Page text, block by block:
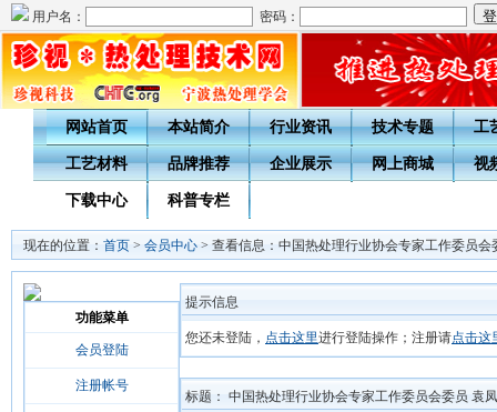
用户名： 密码：
网站首页 本站简介 行业资讯 技术专题 工
工艺材料 品牌推荐 企业展示 网上商城 视
下载中心 科普专栏
现在的位置： 首页 > 会员中心 > 查看信息：中国热处理行业协会专家工作委员会
功能菜单
会员登陆
注册帐号
提示信息
您还未登陆， 点击这里进行登陆操作；注册请点击这
标题： 中国热处理行业协会专家工作委员会委员 袁